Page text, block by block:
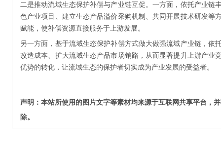
二是推动流域生态保护补偿与产业链互促。一方面，依托产业
色产业项目、建立生态产品溢价采购机制、共同开展技术研发
赋能，使补偿资源直接服务于上游发展。
另一方面，基于流域生态保护补偿方式做大做强流域产业链，
改造成本、扩大流域生态产品市场销路，从而显著提升上游产
优势的转化，让流域生态的保护者切实成为产业发展的受益者。
声明：本站所使用的图片文字等素材均来源于互联网共享平台，
除。